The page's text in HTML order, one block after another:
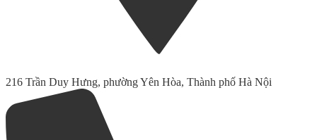
216 Trần Duy Hưng, phường Yên Hòa, Thành phố Hà Nội